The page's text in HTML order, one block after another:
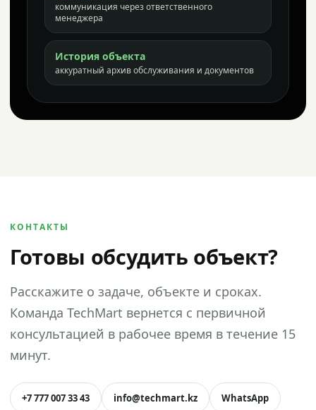
коммуникация через ответственного
менеджера
История объекта
аккуратный архив обслуживания и документов
КОНТАКТЫ
Готовы обсудить объект?
Расскажите о задаче, объекте и сроках.
Команда TechMart вернется с первичной
консультацией в рабочее время в течение 15
минут.
+7 777 007 33 43 info@techmart.kz WhatsApp